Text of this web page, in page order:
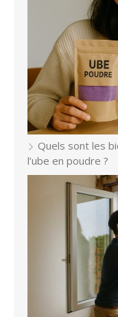
Quels sont les
l’ube en poudre ?